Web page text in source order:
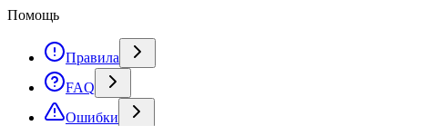
Помощь
Правила
FAQ
Ошибки